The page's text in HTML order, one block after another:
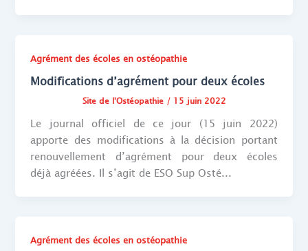
Agrément des écoles en ostéopathie
Modifications d’agrément pour deux écoles
Site de l'Ostéopathie/ 15 juin 2022
Le journal officiel de ce jour (15 juin 2022)
apporte des modifications à la décision portant
renouvellement d’agrément pour deux écoles
déjà agréées. Il s’agit de ESO Sup Osté...
Agrément des écoles en ostéopathie